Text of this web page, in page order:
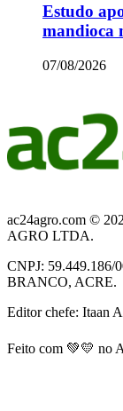
Estudo
mandioca
07/08/2026
ac24agro.com ©
AGRO LTDA.
CNPJ: 59.449.186/
BRANCO, ACRE.
Editor chefe: Itaan
Feito com 💚💛 no